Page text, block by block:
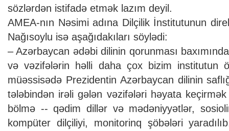
sözlərdən istifadə etmək lazım deyil.
AMEA-nın Nəsimi adına Dilçilik İnstitutunun
Nağısoylu isə aşağıdakıları söylədi:
– Azərbaycan ədəbi dilinin qorunması
və vəzifələrin həlli daha çox bizim institutun
müəssisədə Prezidentin Azərbaycan dilinin
tələbindən irəli gələn vəzifələri həyata
bölmə -- qədim dillər və mədəniyyətlər,
kompüter dilçiliyi, monitorinq şöbələri